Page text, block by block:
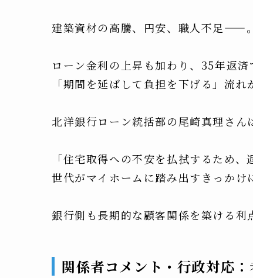
建築資材の高騰、円安、職人不足——
ローン金利の上昇も加わり、35年返
「期間を延ばして負担を下げる」流れ
北洋銀行ローン統括部の尾崎真理さん
「住宅取得への不安を払拭するため
世代がマイホームに踏み出すきっかけ
銀行側も長期的な顧客関係を築ける利
関係者コメント・行政対応